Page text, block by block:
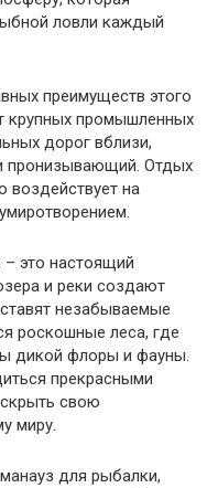
ловли каждый
преимуществ этого
крупных промышленных
дорог вблизи,
пронизывающий. Отдых
воздействует на
это настоящий
и реки создают
незабываемые
роскошные леса, где
дикой флоры и фауны.
прекрасными
свою
миру.
для рыбалки,